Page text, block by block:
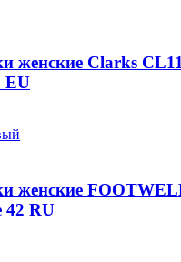
женские Clarks
EU
женские
42 RU